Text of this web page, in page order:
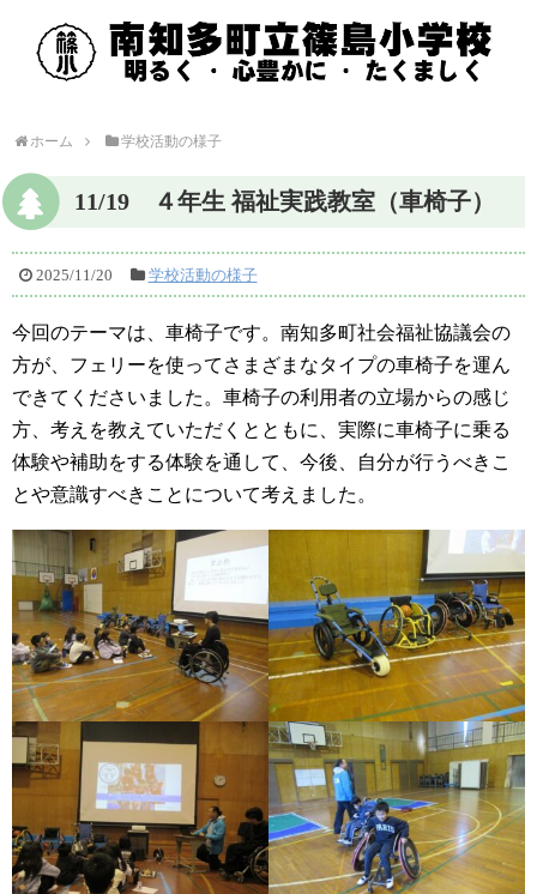
ホーム 学校活動の様子
11/19 ４年生 福祉実践教室（車椅子）
2025/11/20 学校活動の様子
今回のテーマは、車椅子です。南知多町社会福祉協議会の
方が、フェリーを使ってさまざまなタイプの車椅子を運ん
できてくださいました。車椅子の利用者の立場からの感じ
方、考えを教えていただくとともに、実際に車椅子に乗る
体験や補助をする体験を通して、今後、自分が行うべきこ
とや意識すべきことについて考えました。